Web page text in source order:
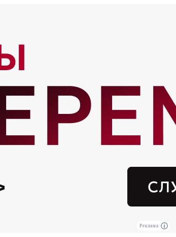
Реклама